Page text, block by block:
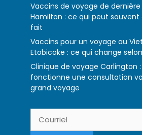
Vaccins de voyage de
Hamilton : ce qui peut
fait
Vaccins pour un voyage au
Etobicoke : ce qui change
Clinique de voyage Carlington
fonctionne une consultation
grand voyage